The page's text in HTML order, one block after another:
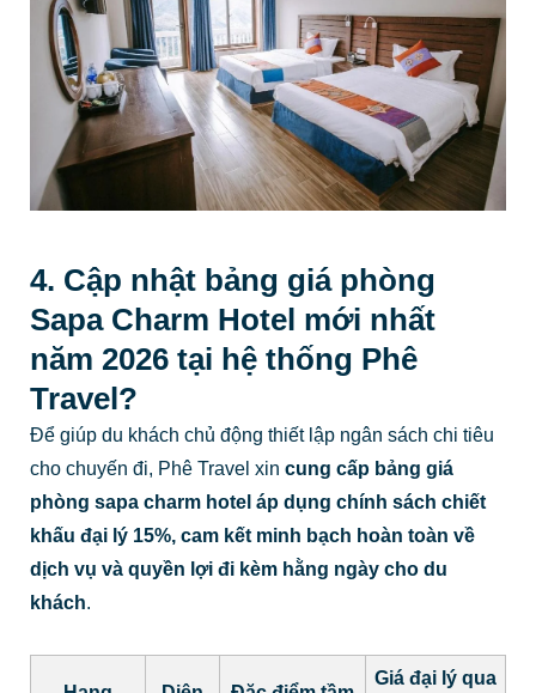
4. Cập nhật bảng giá phòng
Sapa Charm Hotel mới nhất
năm 2026 tại hệ thống Phê
Travel?
Để giúp du khách chủ động thiết lập ngân sách chi tiêu
cho chuyến đi, Phê Travel xin cung cấp bảng giá
phòng sapa charm hotel áp dụng chính sách chiết
khấu đại lý 15%, cam kết minh bạch hoàn toàn về
dịch vụ và quyền lợi đi kèm hằng ngày cho du
khách.
Giá đại lý qua